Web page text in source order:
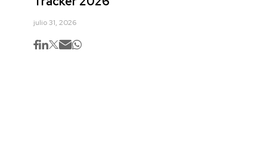
julio 31, 2026